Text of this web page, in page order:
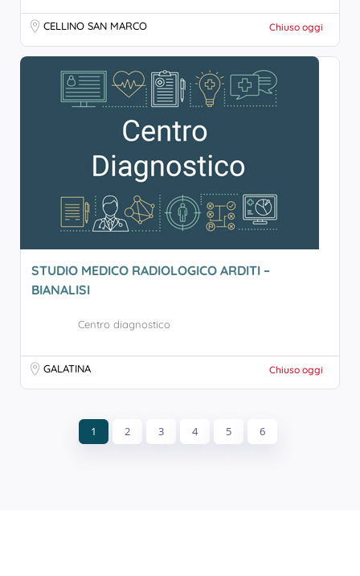
CELLINO SAN MARCO Chiuso oggi
STUDIO MEDICO RADIOLOGICO ARDITI –
BIANALISI
Centro diagnostico
GALATINA Chiuso oggi
1 2 3 4 5 6